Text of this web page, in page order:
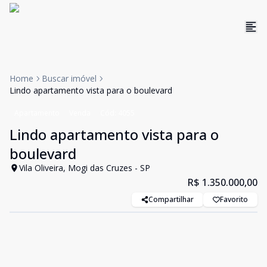
Home
Buscar imóvel
Lindo apartamento vista para o boulevard
Lindo apartamento vista para o
boulevard
Vila Oliveira, Mogi das Cruzes - SP
R$ 1.350.000,00
Compartilhar Favorito